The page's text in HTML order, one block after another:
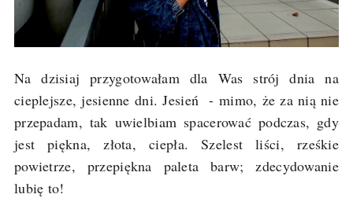
Na dzisiaj przygotowałam dla Was strój dnia na
cieplejsze, jesienne dni. Jesień - mimo, że za nią nie
przepadam, tak uwielbiam spacerować podczas, gdy
jest piękna, złota, ciepła. Szelest liści, rześkie
powietrze, przepiękna paleta barw; zdecydowanie
lubię to!